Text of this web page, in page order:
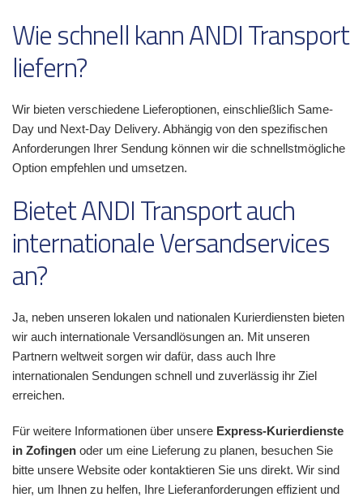
Wie schnell kann ANDI Transport
liefern?
Wir bieten verschiedene Lieferoptionen, einschließlich Same-
Day und Next-Day Delivery. Abhängig von den spezifischen
Anforderungen Ihrer Sendung können wir die schnellstmögliche
Option empfehlen und umsetzen.
Bietet ANDI Transport auch
internationale Versandservices
an?
Ja, neben unseren lokalen und nationalen Kurierdiensten bieten
wir auch internationale Versandlösungen an. Mit unseren
Partnern weltweit sorgen wir dafür, dass auch Ihre
internationalen Sendungen schnell und zuverlässig ihr Ziel
erreichen.
Für weitere Informationen über unsere Express-Kurierdienste
in Zofingen oder um eine Lieferung zu planen, besuchen Sie
bitte unsere Website oder kontaktieren Sie uns direkt. Wir sind
hier, um Ihnen zu helfen, Ihre Lieferanforderungen effizient und